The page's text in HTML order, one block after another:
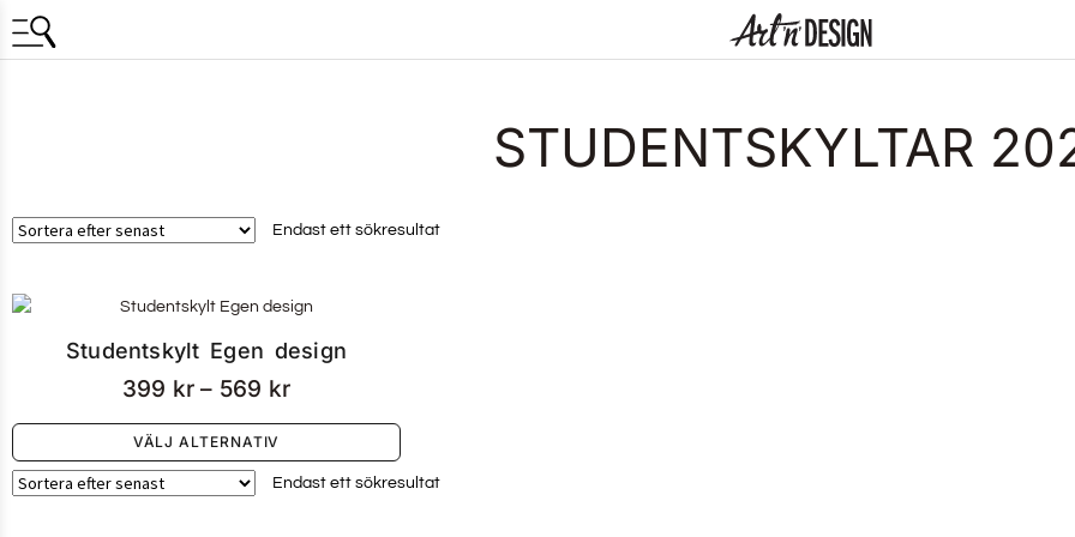
STUDENTSKYLTAR
Endast ett sökresultat
Studentskylt Egen design
399 kr – 569 kr
VÄLJ ALTERNATIV
Endast ett sökresultat